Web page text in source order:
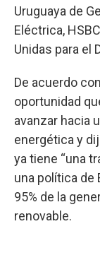
Uruguaya de
Eléctrica,
Unidas para el
De acuerdo
oportunidad
avanzar hacia
energética y
ya tiene “una
una política de
95% de la
renovable.